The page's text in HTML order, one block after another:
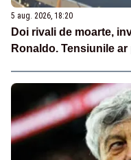
5 aug. 2026, 18:20
Doi rivali de moarte,
Ronaldo. Tensiunile